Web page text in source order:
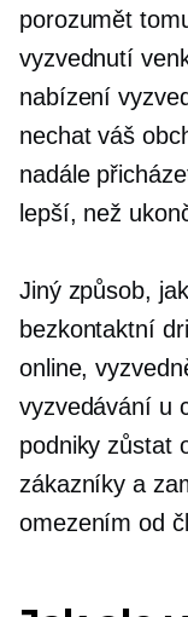
porozumět
vyzvednutí
nabízení
nechat váš
nadále
lepší, než
Jiný způsob,
bezkontaktní
online,
vyzvedávání u
podniky zůstat
zákazníky a
omezenímod